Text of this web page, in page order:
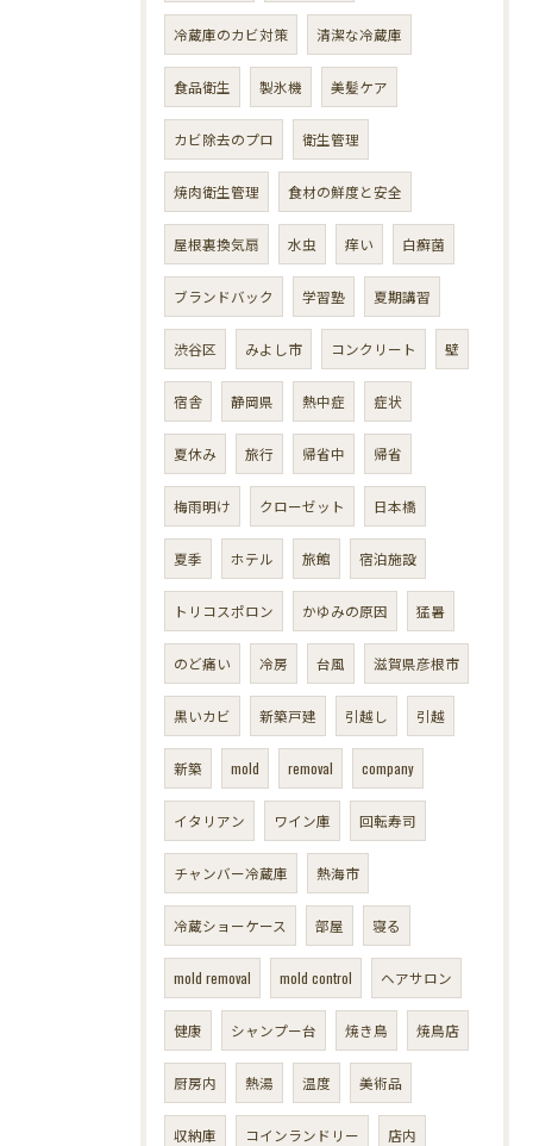
冷蔵庫のカビ対策 清潔な冷蔵庫
食品衛生 製氷機 美髪ケア
カビ除去のプロ 衛生管理
焼肉衛生管理 食材の鮮度と安全
屋根裏換気扇 水虫 痒い 白癬菌
ブランドバック 学習塾 夏期講習
渋谷区 みよし市 コンクリート 壁
宿舎 静岡県 熱中症 症状
夏休み 旅行 帰省中 帰省
梅雨明け クローゼット 日本橋
夏季 ホテル 旅館 宿泊施設
トリコスポロン かゆみの原因 猛暑
のど痛い 冷房 台風 滋賀県彦根市
黒いカビ 新築戸建 引越し 引越
新築 mold removal company
イタリアン ワイン庫 回転寿司
チャンバー冷蔵庫 熱海市
冷蔵ショーケース 部屋 寝る
mold removal mold control ヘアサロン
健康 シャンプー台 焼き鳥 焼鳥店
厨房内 熱湯 温度 美術品
収納庫 コインランドリー 店内